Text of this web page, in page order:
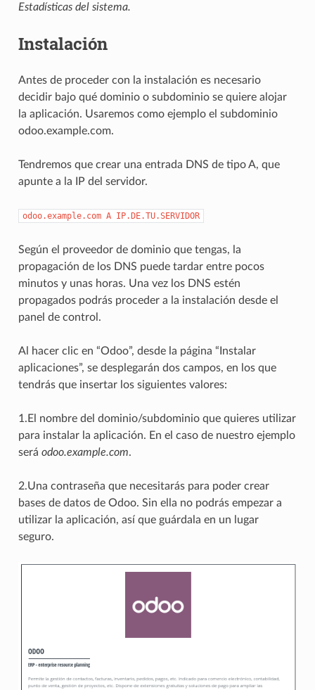
Estadísticas del sistema.
Instalación
Antes de proceder con la instalación es necesario
decidir bajo qué dominio o subdominio se quiere alojar
la aplicación. Usaremos como ejemplo el subdominio
odoo.example.com.
Tendremos que crear una entrada DNS de tipo A, que
apunte a la IP del servidor.
odoo.example.com A IP.DE.TU.SERVIDOR
Según el proveedor de dominio que tengas, la
propagación de los DNS puede tardar entre pocos
minutos y unas horas. Una vez los DNS estén
propagados podrás proceder a la instalación desde el
panel de control.
Al hacer clic en “Odoo”, desde la página “Instalar
aplicaciones”, se desplegarán dos campos, en los que
tendrás que insertar los siguientes valores:
1.El nombre del dominio/subdominio que quieres utilizar
para instalar la aplicación. En el caso de nuestro ejemplo
será odoo.example.com.
2.Una contraseña que necesitarás para poder crear
bases de datos de Odoo. Sin ella no podrás empezar a
utilizar la aplicación, así que guárdala en un lugar
seguro.